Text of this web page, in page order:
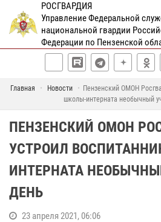
РОСГВАРДИЯ
Управление Федеральной
национальной гвардии
Федерации по Пензенской
Главная Новости
Пензенский ОМОН
школы-интерната необычный
ПЕНЗЕНСКИЙ ОМОН
УСТРОИЛ
ИНТЕРНАТА
ДЕНЬ
23 апреля 2021, 06:06